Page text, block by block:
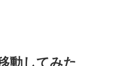
動してみた